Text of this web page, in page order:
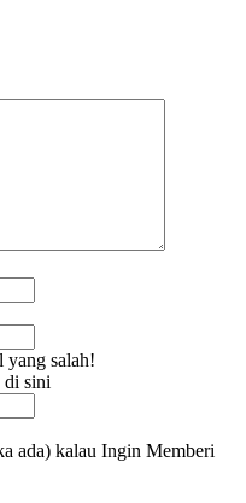
yang salah!
di sini
ada) kalau Ingin Memberi